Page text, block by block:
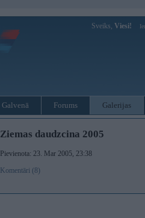
Sveiks, Viesi!
Galvenā Forums Galerijas
Ziemas daudzcina 2005
Pievienota: 23. Mar 2005, 23:38
Komentāri (8)